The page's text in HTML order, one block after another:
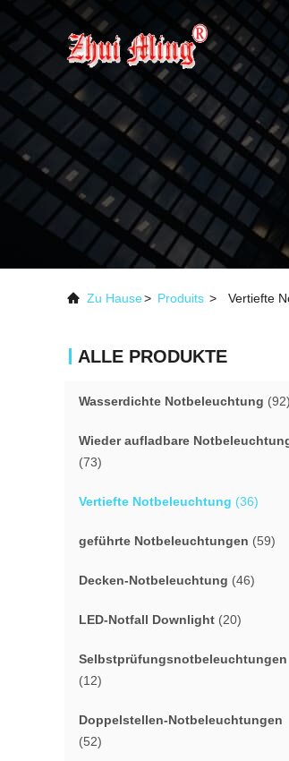
Zu Hause> Produits > Vertiefte
ALLE PRODUKTE
Wasserdichte Notbeleuchtung (92)
Wieder aufladbare
(73)
Vertiefte Notbeleuchtung (36)
geführte Notbeleuchtungen (59)
Decken-Notbeleuchtung (46)
LED-Notfall Downlight (20)
Selbstprüfungsnotbeleuchtungen
(12)
Doppelstellen-Notbeleuchtungen
(52)